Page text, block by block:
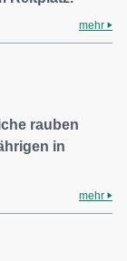
mehr
rauben
in
mehr